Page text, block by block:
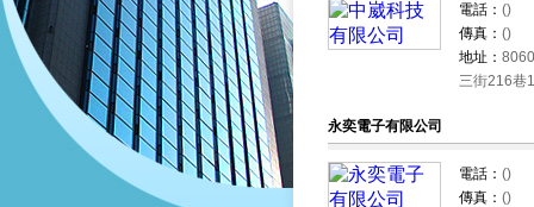
電話： ()
傳真： ()
地址：
三街216巷
永奕電子有限公司
電話： ()
傳真： ()